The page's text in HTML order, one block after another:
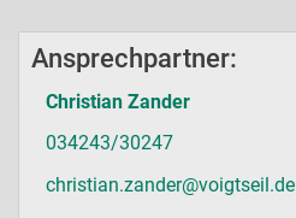
Ansprechpartner:
Christian Zander
034243/30247
christian.zander@voigtseil.de